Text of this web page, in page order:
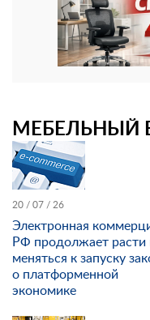
МЕБЕЛЬНЫЙ
20 / 07 / 26
Электронная
РФ продолжает расти
меняться к запуску
о платформенной
экономике